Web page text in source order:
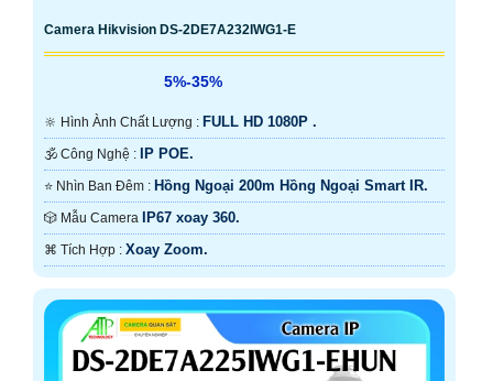
Camera Hikvision DS-2DE7A232IWG1-E
5%-35%
🔆 Hình Ành Chất Lượng : FULL HD 1080P .
🕉️ Công Nghệ : IP POE.
⭐ Nhìn Ban Đêm : Hồng Ngoại 200m Hồng Ngoại Smart IR.
🎲 Mẫu Camera IP67 xoay 360.
️⌘ Tích Hợp : Xoay Zoom.